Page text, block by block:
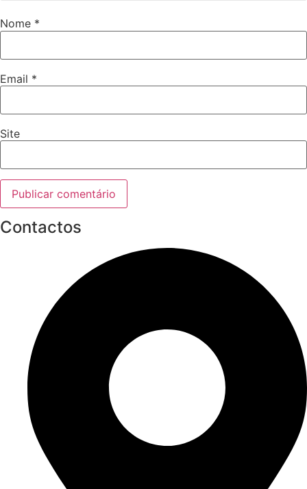
Nome *
Email *
Site
Contactos